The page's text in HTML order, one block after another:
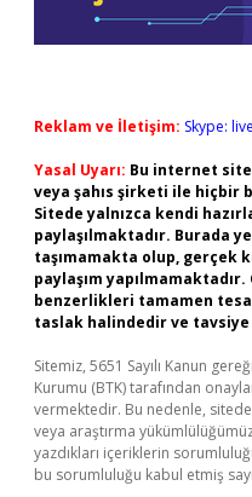
Reklam ve İletişim: Skype:
Yasal Uyarı: Bu internet
veya şahıs şirketi ile hiçbir
Sitede yalnızca kendi
paylaşılmaktadır. Burada
taşımamakta olup, gerçek
paylaşım
benzerlikleri tamamen
taslak halindedir ve
Sitemiz, 5651 Sayılı Kanun
Kurumu (BTK) tarafından
vermektedir. Bu nedenle,
veya araştırma
yazdıkları içeriklerin
bu sorumluluğu kabul etmiş